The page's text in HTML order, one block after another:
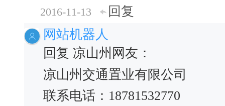
2016-11-13
回复
网站机器人
回复 凉山州网友：
凉山州交通置业有限公司
联系电话：18781532770